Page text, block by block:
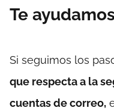
Te
Si seguimos los
que respecta a la
cuentas de correo,